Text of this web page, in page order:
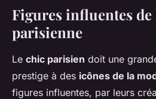
Figures influentes de
parisienne
Le chic parisien doit une
prestige à des icônes de la
figures influentes, par leurs